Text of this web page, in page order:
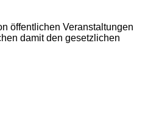
3
öffentlichen Veranstaltungen
damit den gesetzlichen